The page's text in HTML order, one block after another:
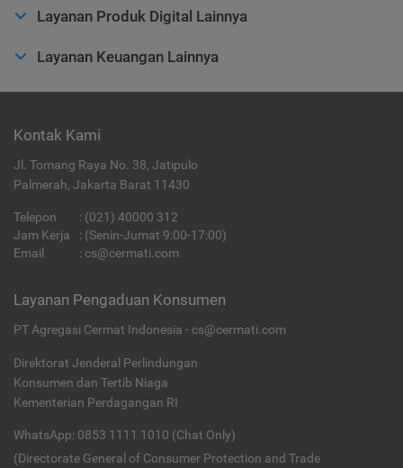
Layanan Produk Digital Lainnya
Layanan Keuangan Lainnya
Kontak Kami
Jl. Tomang Raya No. 38, Jatipulo
Palmerah, Jakarta Barat 11430
Telepon : (021) 40000 312
Jam Kerja
: (Senin-Jumat 9:00-17:00)
Email
: cs@cermati.com
Layanan Pengaduan Konsumen
PT Agregasi Cermat Indonesia - cs@cermati.com
Direktorat Jenderal Perlindungan
Konsumen dan Tertib Niaga
Kementerian Perdagangan RI
WhatsApp: 0853 1111 1010 (Chat Only)
(Directorate General of Consumer Protection and Trade